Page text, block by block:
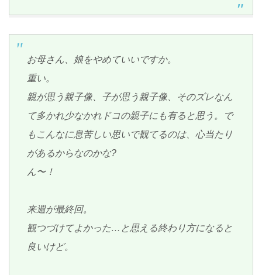
お母さん、娘をやめていいですか。
重い。
親が思う親子像、子が思う親子像、そのズレなん
て多かれ少なかれドコの親子にも有ると思う。で
もこんなに息苦しい思いで観てるのは、心当たり
があるからなのかな?
ん〜！
来週が最終回。
観つづけてよかった…と思える終わり方になると
良いけど。